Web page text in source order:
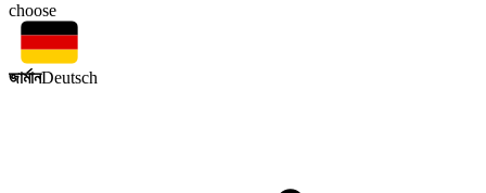
choose
জার্মানDeutsch